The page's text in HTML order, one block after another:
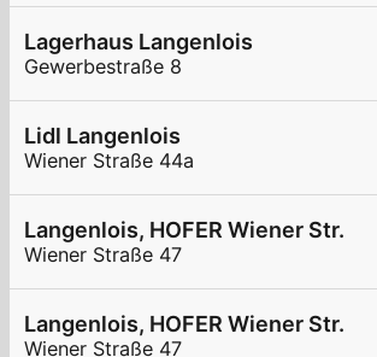
Lagerhaus Langenlois
Gewerbestraße 8
Lidl Langenlois
Wiener Straße 44a
Langenlois, HOFER Wiener Str.
Wiener Straße 47
Langenlois, HOFER Wiener Str.
Wiener Straße 47